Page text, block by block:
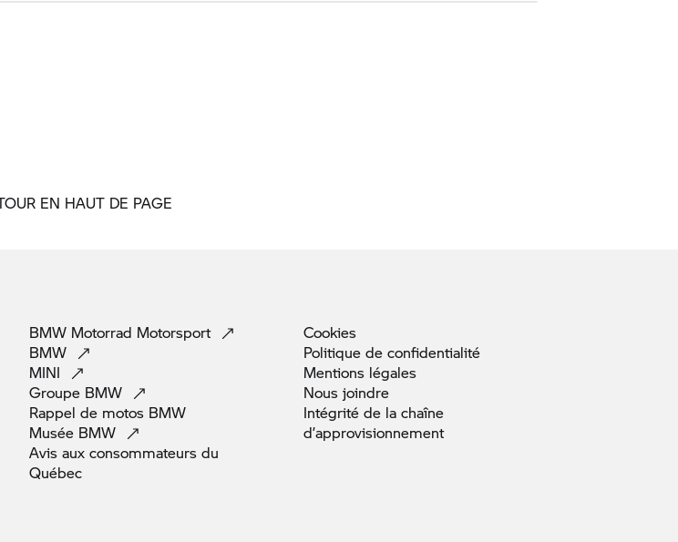
EN HAUT DE PAGE
BMW Motorrad Motorsport
BMW
MINI
Groupe BMW
Rappel de motos BMW
Musée BMW
Avis aux consommateurs du
Québec
Cookies
Politique de confidentialité
Mentions légales
Nous joindre
Intégrité de la chaîne
d’approvisionnement